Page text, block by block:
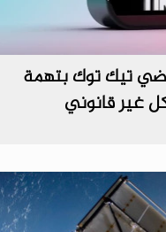
تيك توك بتهمة
غير قانوني